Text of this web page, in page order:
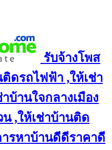
รับจ้างโพส
ดรถไฟฟ้า ,ให้เช่า
บ้านใจกลางเมือง
,ให้เช่าบ้านติด
รหาบ้านดีดีราคาดี